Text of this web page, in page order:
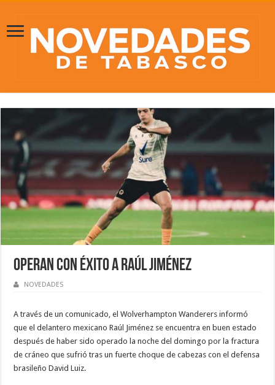
Operan con éxito a Raúl Jiménez
NOVEDADES
A través de un comunicado, el Wolverhampton Wanderers informó
que el delantero mexicano Raúl Jiménez se encuentra en buen estado
después de haber sido operado la noche del domingo por la fractura
de cráneo que sufrió tras un fuerte choque de cabezas con el defensa
brasileño David Luiz.